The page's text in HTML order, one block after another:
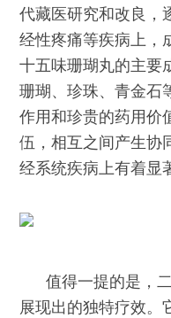
代藏医研究和改良，
经性疼痛等疾病上，
十五味珊瑚丸的主要
珊瑚、珍珠、青金石
作用和珍贵的药用价
伍，相互之间产生协
经系统疾病上有着显
值得一提的是，
展现出的独特疗效。